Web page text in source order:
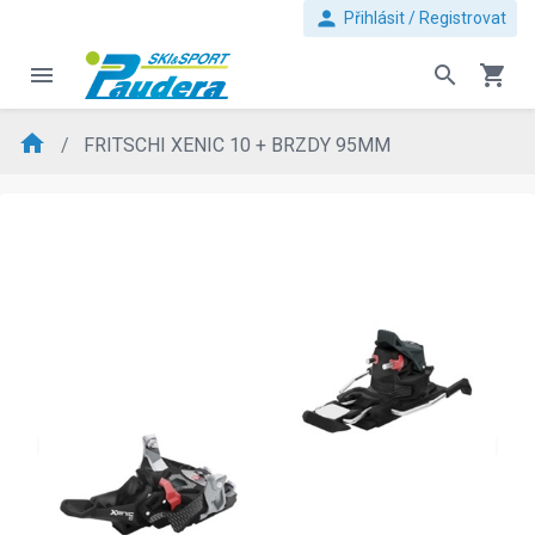
person Přihlásit / Registrovat
menu search shopping_cart
home FRITSCHI XENIC 10 + BRZDY 95MM